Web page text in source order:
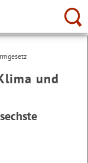
und